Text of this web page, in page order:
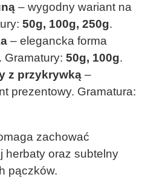
– wygodny wariant na
50g, 100g, 250g.
– elegancka forma
Gramatury: 50g, 100g.
z przykrywką –
prezentowy. Gramatura:
zachować
herbaty oraz subtelny
pączków.